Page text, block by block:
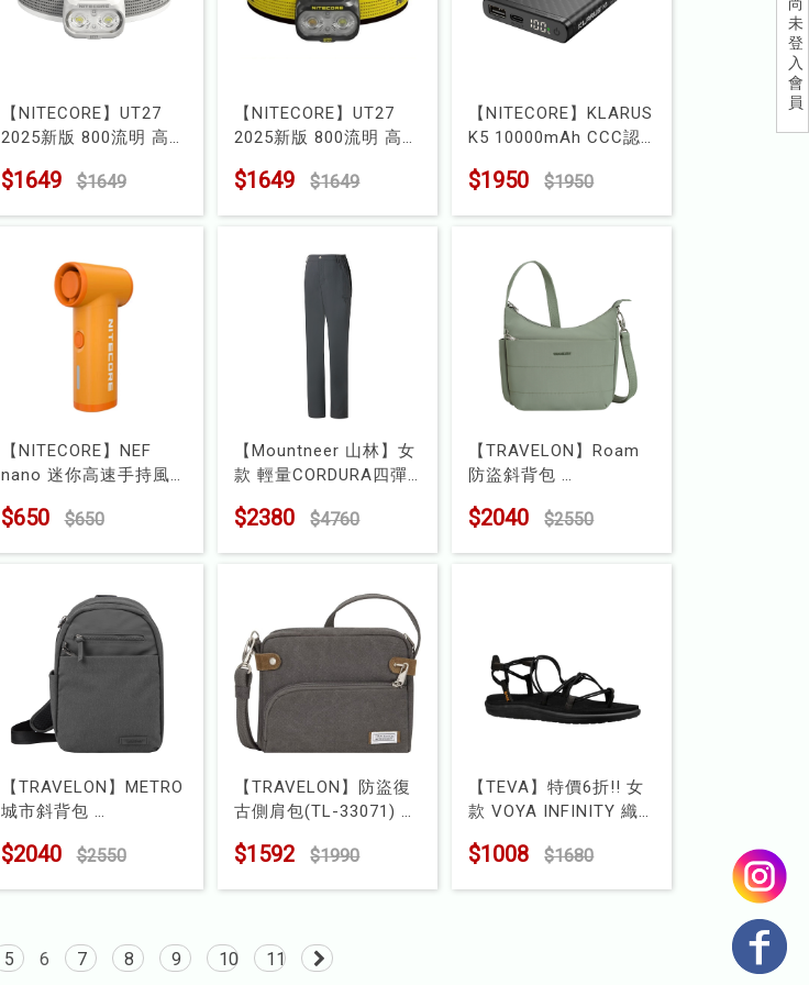
未
登
入
會
員
【NITECORE】UT27
2025新版 800流明 高顯
燈-白色
$1649 $1649
【NITECORE】UT27
2025新版 800流明 高顯
燈-黑色
$1649 $1649
【NITECORE】KLARUS
K5 10000mAh CCC認
型號 : 6954424405092
$1950 $1950
【NITECORE】NEF
nano 迷你高速手持風
型號 : 6952506498581
$650 $650
【Mountneer 山林】女
款 輕量CORDURA四彈
型號 : 51S36
$2380 $4760
【TRAVELON】Roam
防盜斜背包
$2040 $2550
【TRAVELON】METRO
城市斜背包
$2040 $2550
【TRAVELON】防盜復
古側肩包(TL-33071)
$1592 $1990
【TEVA】特價6折!! 女
款 VOYA INFINITY 織
型號 : TV1019622
$1008 $1680
5 6 7 8 9 10 11